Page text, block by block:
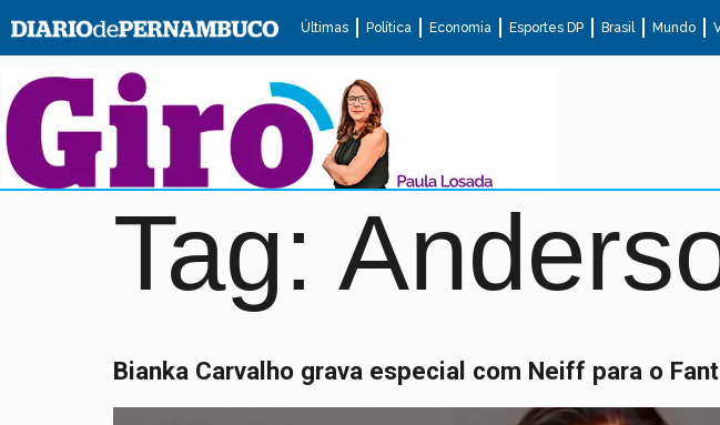
Últimas Política Economia Esportes DP Brasil Mundo
Tag:
Bianka Carvalho grava especial com Neiff para o